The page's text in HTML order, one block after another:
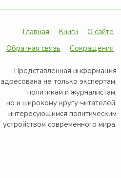
Главная Книги
О сайте
Обратная связь
Сокращения
Представленная информация
адресована не только экспертам,
политикам и журналистам,
но и широкому кругу читателей,
интересующимся политическим
устройством современного мира.